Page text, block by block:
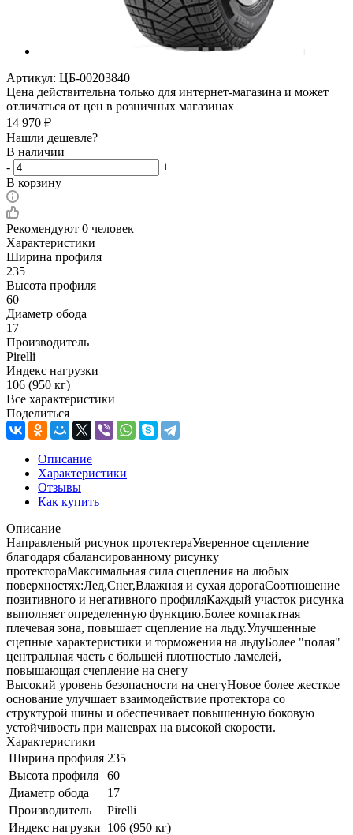
Артикул: ЦБ-00203840
Цена действительна только для интернет-магазина и может
отличаться от цен в розничных магазинах
14 970 ₽
Нашли дешевле?
В наличии
-
+
В корзину
Рекомендуют 0 человек
Характеристики
Ширина профиля
235
Высота профиля
60
Диаметр обода
17
Производитель
Pirelli
Индекс нагрузки
106 (950 кг)
Все характеристики
Поделиться
Описание
Характеристики
Отзывы
Как купить
Описание
Направленый рисунок протектераУверенное сцепление
благодаря сбалансированному рисунку
протектораМаксимальная сила сцепления на любых
поверхностях:Лед,Снег,Влажная и сухая дорогаСоотношение
позитивного и негативного профиляКаждый участок рисунка
выполняет определенную функцию.Более компактная
плечевая зона, повышает сцепление на льду.Улучшенные
сцепные характеристики и торможения на льдуБолее "полая"
центральная часть с большей плотностью ламелей,
повышающая счепление на снегу
Высокий уровень безопасности на снегуНовое более жесткое
основание улучшает взаимодействие протектора со
структурой шины и обеспечивает повышенную боковую
устойчивость при маневрах на высокой скорости.
Характеристики
Ширина профиля 235
Высота профиля
60
Диаметр обода
17
Производитель
Pirelli
Индекс нагрузки 106 (950 кг)